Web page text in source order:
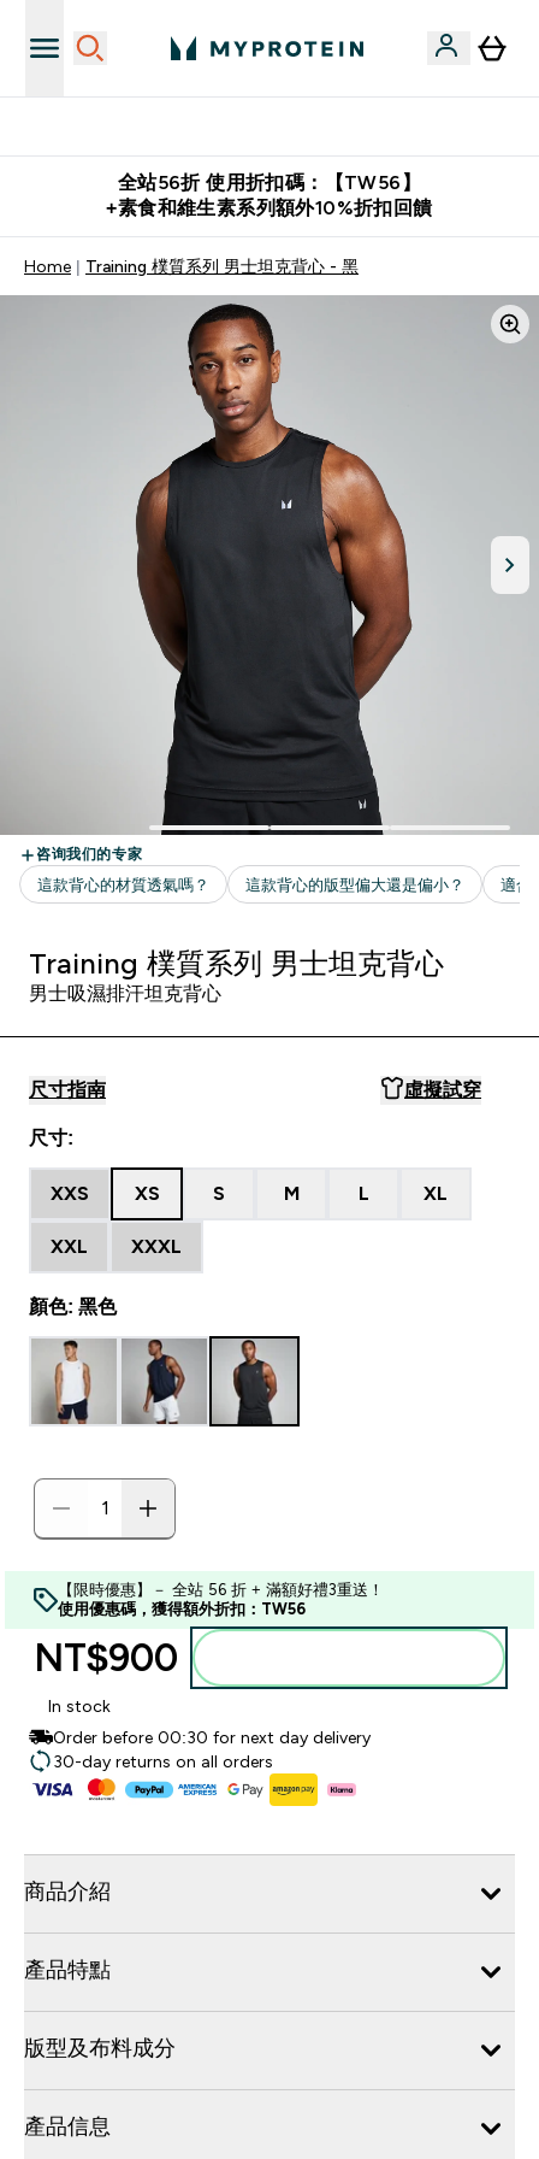
全站56折 使用折扣碼：【TW56】
+素食和維生素系列額外10%折扣回饋
Home Training 樸質系列 男士坦克背心 - 黑
Training 樸質系列 男士坦克背心
男士吸濕排汗坦克背心
尺寸指南 虛擬試穿
尺寸:
XXS XS S M L XL
XXL XXXL
顏色: 黑色
【限時優惠】－ 全站 56 折 + 滿額好禮3重送！
使用優惠碼，獲得額外折扣：TW56
NT$900‎
In stock
Order before 00:30 for next day delivery
30-day returns on all orders
商品介紹
產品特點
版型及布料成分
產品信息